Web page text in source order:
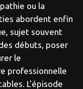
ou la
abordent enfin
sujet souvent
débuts, poser
le
professionnelle
L’épisode